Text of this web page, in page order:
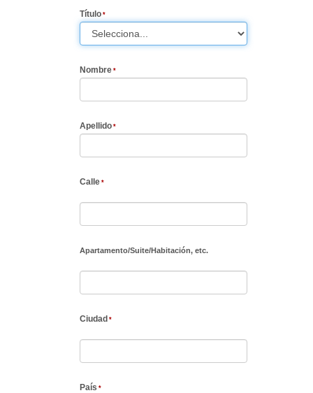
Título
Nombre
Apellido
Calle
Apartamento/Suite/Habitación, etc.
Ciudad
País